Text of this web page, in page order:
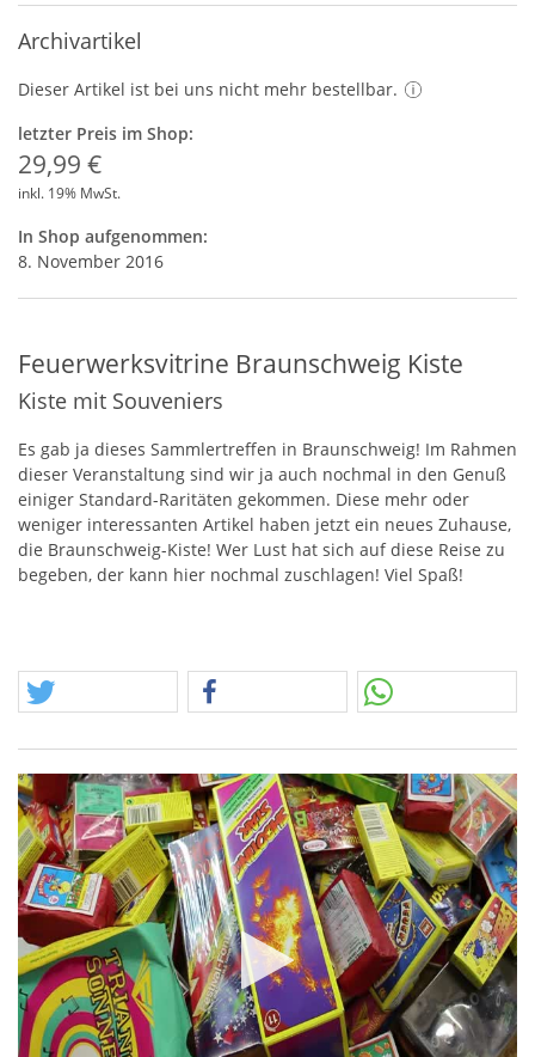
Archivartikel
Dieser Artikel ist bei uns nicht mehr bestellbar.
letzter Preis im Shop:
29,99 €
inkl. 19% MwSt.
In Shop aufgenommen:
8. November 2016
Feuerwerksvitrine Braunschweig Kiste
Kiste mit Souveniers
Es gab ja dieses Sammlertreffen in Braunschweig! Im Rahmen
dieser Veranstaltung sind wir ja auch nochmal in den Genuß
einiger Standard-Raritäten gekommen. Diese mehr oder
weniger interessanten Artikel haben jetzt ein neues Zuhause,
die Braunschweig-Kiste! Wer Lust hat sich auf diese Reise zu
begeben, der kann hier nochmal zuschlagen! Viel Spaß!